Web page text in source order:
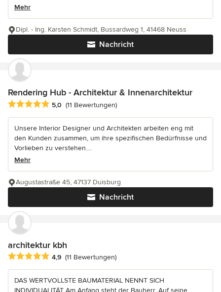
Mehr
Nachricht
Dipl. - Ing. Karsten Schmidt, Bussardweg 1, 41468 Neuss
Rendering Hub - Architektur & Innenarchitektur
Durchschnittliche Bewertung: 5 von 5 Sternen
5,0 (11 Bewertungen)
Unsere Interior Designer und Architekten arbeiten eng mit
den Kunden zusammen, um ihre spezifischen Bedürfnisse und
Vorlieben zu verstehen....
Mehr
Nachricht
Augustastraße 45, 47137 Duisburg
architektur kbh
Durchschnittliche Bewertung: 4.9 von 5 Sternen
4,9 (11 Bewertungen)
DAS WERTVOLLSTE BAUMATERIAL NENNT SICH
INDIVIDUALITÄT Am Anfang steht der Bauherr. Auf seine